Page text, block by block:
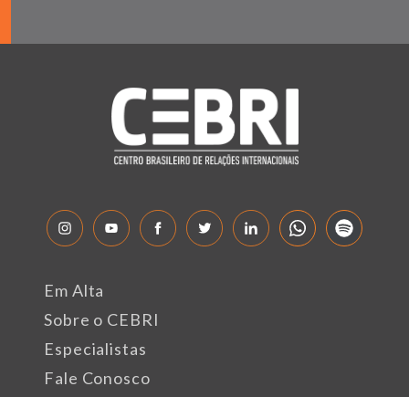
Em Alta
Sobre o CEBRI
Especialistas
Fale Conosco